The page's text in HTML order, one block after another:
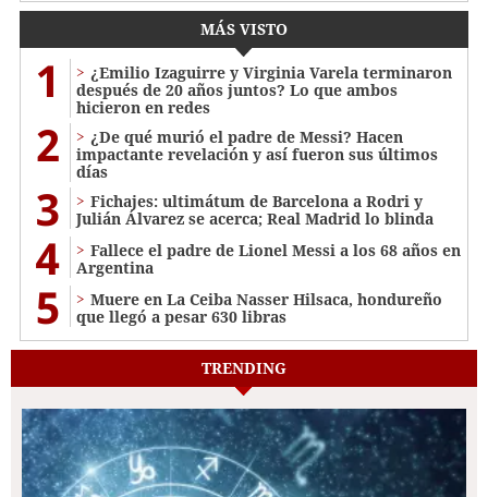
MÁS VISTO
1
¿Emilio Izaguirre y Virginia Varela terminaron
después de 20 años juntos? Lo que ambos
hicieron en redes
2
¿De qué murió el padre de Messi? Hacen
impactante revelación y así fueron sus últimos
días
3
Fichajes: ultimátum de Barcelona a Rodri y
Julián Álvarez se acerca; Real Madrid lo blinda
4
Fallece el padre de Lionel Messi a los 68 años en
Argentina
5
Muere en La Ceiba Nasser Hilsaca, hondureño
que llegó a pesar 630 libras
TRENDING